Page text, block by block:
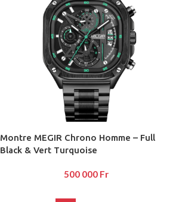
Montre MEGIR Chrono Homme – Full
Black & Vert Turquoise
500 000 Fr